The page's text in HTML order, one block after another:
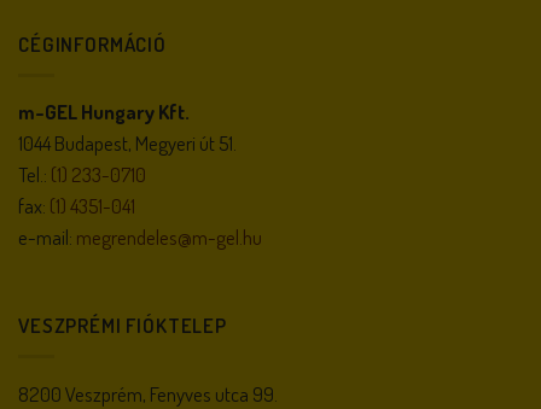
CÉGINFORMÁCIÓ
m-GEL Hungary Kft.
1044 Budapest, Megyeri út 51.
Tel.: (1) 233-0710
fax: (1) 4351-041
e-mail: megrendeles@m-gel.hu
VESZPRÉMI FIÓKTELEP
8200 Veszprém, Fenyves utca 99.